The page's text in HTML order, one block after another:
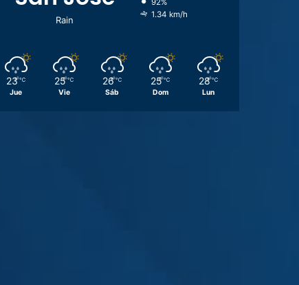
Rain
92%
1.34 km/h
23 ℃
Jue
25 ℃
Vie
26 ℃
Sáb
25 ℃
Dom
28 ℃
Lun